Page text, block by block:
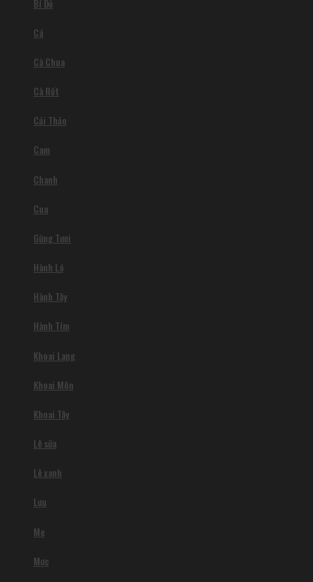
Bí Đỏ
Cá
Cà Chua
Cà Rốt
Cải Thảo
Cam
Chanh
Cua
Gừng Tươi
Hành Lá
Hành Tây
Hành Tím
Khoai Lang
Khoai Môn
Khoai Tây
Lê sữa
Lê xanh
Lựu
Me
Mực